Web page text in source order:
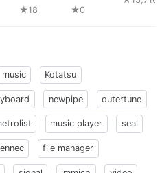
★18 ★0
music Kotatsu
newpipe outertune
music player seal
file manager